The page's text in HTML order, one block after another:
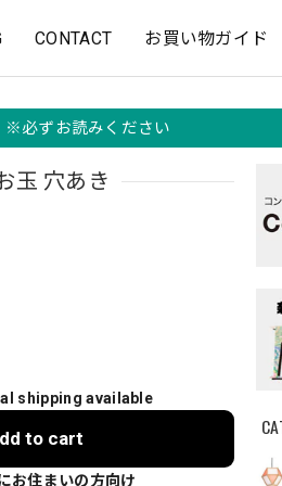
CONTACT お買い物ガイド
必ずお読みください
玉 穴あき
shipping available
to cart
お住まいの方向け